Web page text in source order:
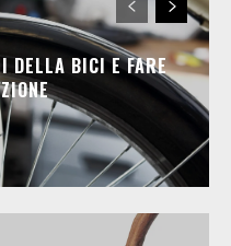
DELLA BICI E FARE